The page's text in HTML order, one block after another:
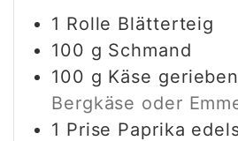
1 Rolle Blätterteig
100 g Schmand
100 g Käse gerieben
Bergkäse oder
1 Prise Paprika